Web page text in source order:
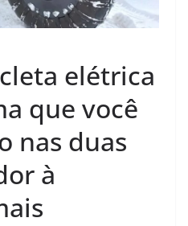
elétrica
que você
nas duas
à